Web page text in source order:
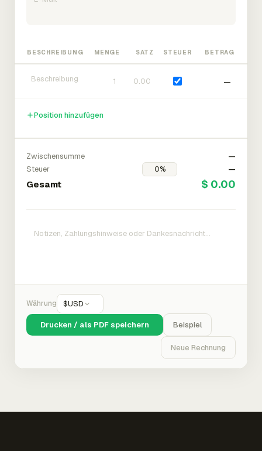
BESCHREIBUNG MENGE SATZ STEUER BETRAG
—
Position hinzufügen
Zwischensumme
—
Steuer
—
Gesamt $ 0.00
Währung $USD
Drucken / als PDF speichern Beispiel
Neue Rechnung